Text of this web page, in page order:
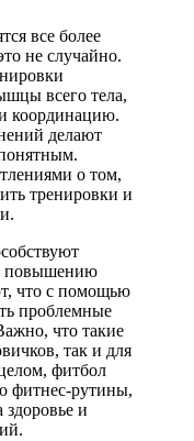
все более
не случайно.
всего тела,
координацию.
делают
о том,
тренировки и
повышению
что с помощью
проблемные
что такие
так и для
фитбол
фитнес-рутины,
и